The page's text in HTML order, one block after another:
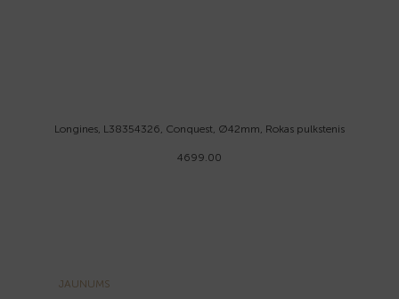
Longines, L38354326, Conquest, Ø42mm, Rokas pulkstenis
4699.00
JAUNUMS